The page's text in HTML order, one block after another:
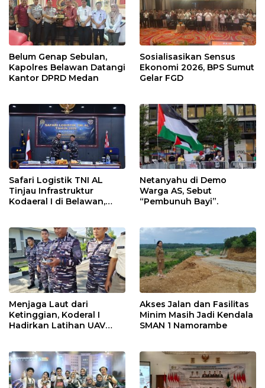
Belum Genap Sebulan,
Kapolres Belawan Datangi
Kantor DPRD Medan
Sosialisasikan Sensus
Ekonomi 2026, BPS Sumut
Gelar FGD
Safari Logistik TNI AL
Tinjau Infrastruktur
Kodaeral I di Belawan,
Netanyahu di Demo
Warga AS, Sebut
“Pembunuh Bayi”.
Menjaga Laut dari
Ketinggian, Koderal I
Hadirkan Latihan UAV
Akses Jalan dan Fasilitas
Minim Masih Jadi Kendala
SMAN 1 Namorambe